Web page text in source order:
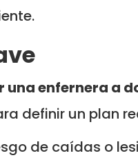
enfernera a
definir un plan
de caídas o